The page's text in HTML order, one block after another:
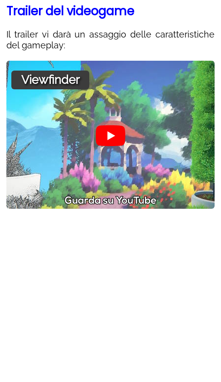
Trailer del videogame
Il trailer vi darà un assaggio delle caratteristiche
del gameplay:
Viewfinder